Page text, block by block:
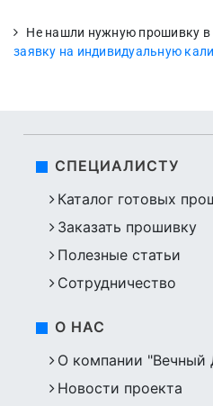
Не нашли нужную прошивку в
заявку на индивидуальную
СПЕЦИАЛИСТУ
Каталог готовых
Заказать прошивку
Полезные статьи
Сотрудничество
О НАС
О компании "Вечный
Новости проекта